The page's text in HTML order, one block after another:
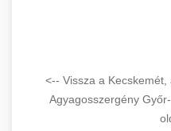
<-- Vissza a Kecskemét,
Agyagosszergény